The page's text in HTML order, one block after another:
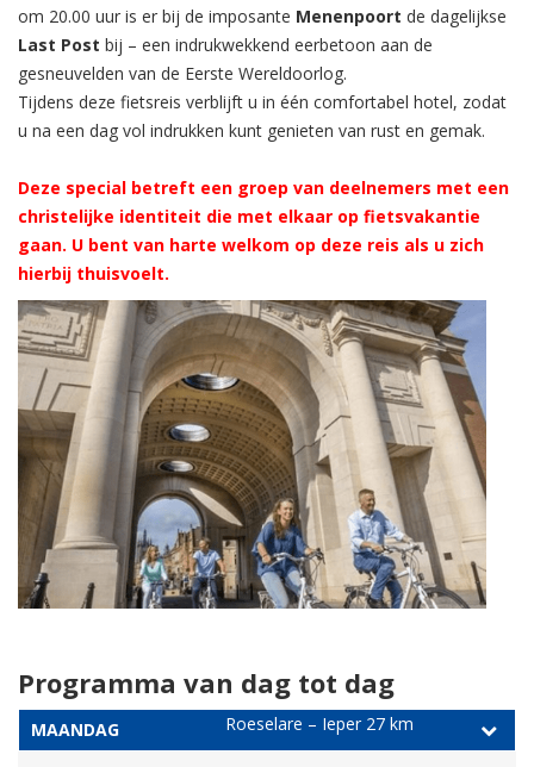
om 20.00 uur is er bij de imposante Menenpoort de dagelijkse
Last Post bij – een indrukwekkend eerbetoon aan de
gesneuvelden van de Eerste Wereldoorlog.
Tijdens deze fietsreis verblijft u in één comfortabel hotel, zodat
u na een dag vol indrukken kunt genieten van rust en gemak.
Deze special betreft een groep van deelnemers met een
christelijke identiteit die met elkaar op fietsvakantie
gaan. U bent van harte welkom op deze reis als u zich
hierbij thuisvoelt.
Programma van dag tot dag
MAANDAG Roeselare – Ieper 27 km